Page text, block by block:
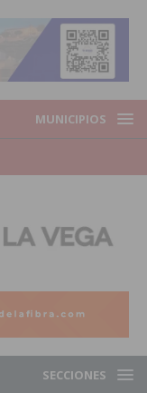
MUNICIPIOS
SECCIONES